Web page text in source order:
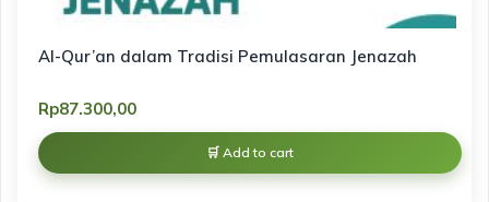
Al-Qur’an dalam Tradisi Pemulasaran Jenazah
Rp87.300,00
Add to cart